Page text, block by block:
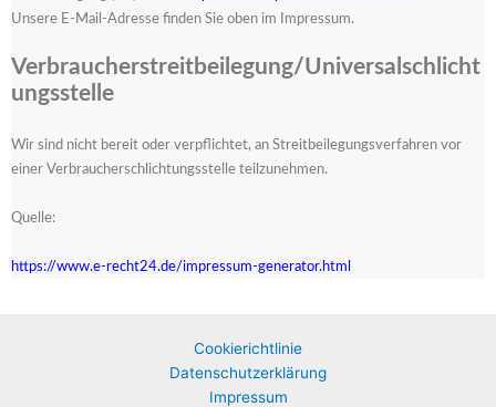
Unsere E-Mail-Adresse finden Sie oben im Impressum.
Verbraucherstreitbeilegung/Universalschlicht
ungsstelle
Wir sind nicht bereit oder verpflichtet, an Streitbeilegungsverfahren vor
einer Verbraucherschlichtungsstelle teilzunehmen.
Quelle:
https://www.e-recht24.de/impressum-generator.html
Cookierichtlinie
Datenschutzerklärung
Impressum